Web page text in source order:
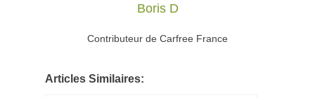
Boris D
Contributeur de Carfree France
Articles Similaires: